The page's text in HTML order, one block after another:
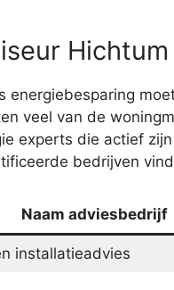
energiebesparing
veel van de
experts die actief
bedrijven
Naam adviesbedrijf
installatieadvies